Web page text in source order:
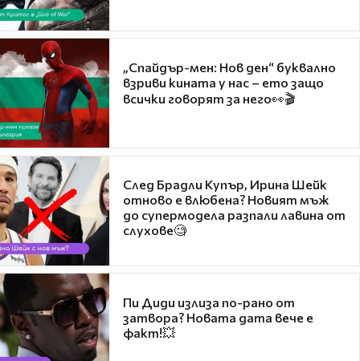
„Спайдър-мен: Нов ден“ буквално
взриви кината у нас – ето защо
всички говорят за него👀🎬
След Брадли Купър, Ирина Шейк
отново е влюбена? Новият мъж
до супермодела разпали лавина от
слухове🧐
Пи Диди излиза по-рано от
затвора? Новата дата вече е
факт!💥